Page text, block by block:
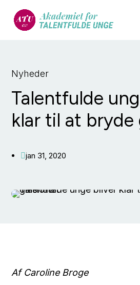
Nyheder
Talentfulde
klar til at
jan 31, 2020
Af Caroline Broge